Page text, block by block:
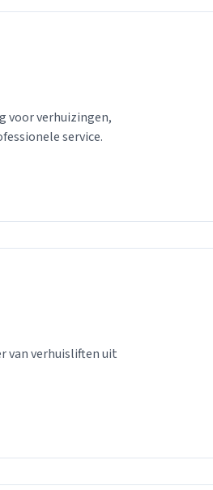
voor verhuizingen,
service.
van verhuisliften uit